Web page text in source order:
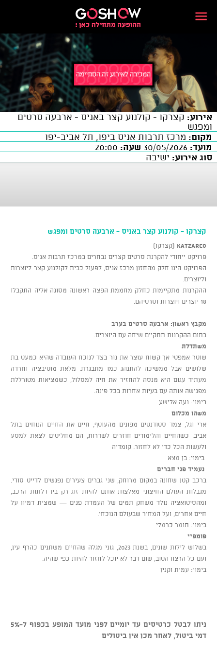
אירוע: קצרקו - קולנוע קצר באניס - ארבעה סרטים
ומפגש
מקום: מרכז תרבות אניס ביפו, תל אביב-יפו
מועד:
שעה:
סוג אירוע: ישיבה
קצרקו - קולנוע קצר באניס - ארבעה סרטים ומפגש
KATZARCO (קצרקו)
פרויקט ייחודי להקרנת סרטים קצרים נבחרים במרכז תרבות אניס.
הפרויקט הינו חלק מהחזון מרכז אניס, לפעול כבית לקולנוע קצר ליוצרות
וליוצרים.
ההקרנות מתקיימות כחלק מחממת הפצה ראשונה מסוגה אליה התקבלו
18 יוצרים ויוצרות וסרטיהם.
מקבץ ראשון: ארבעה סרטים בערב
בתום ההקרנות תתקיים שיחה עם היוצרים.
משתדלת
שוטר אמפטי אך קשוח עוצר את נור בצד לנוכח העובדה שהיא כמעט בת
שלושים אבל ממשיכה להתנהג כמו מתבגרת. מלאת מוטיבציה וחרדה
מעתיד עגום היא מנסה להחזיר את חיה למסלול, כשמציאות מטורללת
מפגישה אותה עם בעיות אחרות בכל פינה.
בימוי: נעה אלישע
משהו מכלום
ארי וגל, צמד סטודנטים מפונים מהעוטף, חיים את החיים הנוחים בתל
אביב. כשהחיים והלימודים חוזרים לשדרות, הם מחליטים לצאת למסע
ולעשות הכל כדי לא לחזור. קומדיה
בימוי: בן מצא
נעמיד פני חברים
ברכב קטן שחונה במקום מרוחק, שני גברים צעירים נפגשים לדייט סודי.
מגבלות העולם החיצוני מאלצות אותם להיות זוג רק בין דלתות הרכב,
ומהסיטואציה נולד משחק תמים של העמדת פנים — שמצית דמיון על
חיים אחרים, ועל המחיר שבעולם הנוכחי.
בימוי: תומר כרמלי
פומפיי
בשלוש לילות שונים, בשנת 2023, גוני מגלה שהחיים משתנים כהרף עין,
ועם כל הרצון הטוב, שום דבר לא יוכל לחזור להיות כפי שהיה.
בימוי: עמית וקנין
ניתן לבטל כרטיסים עד יומיים לפני מועד המופע בכפוף ל-5%
דמי ביטול, לאחר מכן אין ביטולים